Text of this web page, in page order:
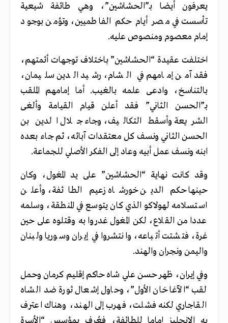
يعرفون أيضا بـ”الحشاشين”، وهي طائفة شيعية
تأسست في مصر أيام حكم الفاطميين، وتؤمن بوجود
إمام معصوم ومنصوص عليه.
اختلفت عقيدة “الحشاشين” باختلاف توجهات أئمتهم،
فقد آمن إمامهم في الشام، رشيد الدين سليمان،
بالتناسخ، وادعى علمه بالغيب. أما إمامهم الملقب
بـ”الحسن الثاني” فقد أعلن قيام القيامة وألغى
الشريعة وأسقط التكاليف، وجاء جلال الدين بن
الحسن الثاني ونسف كل معتقدات آبائه، ثم جاء بعده
ابنه ونسف عمل أبيه وعاد إلى الفكر الأصلي للجماعة.
وقد كانت نهاية “الحشاشين” على يد المغول، وكان
حينها حكم الدين خورشاه زعيم الطائفة، وأعلن
استسلامه لهولاكو الذي كان يتوسع في المنطقة، وسلمه
عددا من القلاع، لكن المغول غدروا به وقتلوه على حين
غرة، فتشتت أتباعه، وانتشروا في إيران وسوريا ولبنان
واليمن ونجران والهند.
وفي إيران، ظهر حسن علي شاه حاكم إقليم كرمان وحمل
لقب “الآغا خان الأول”، وحاول إشعال ثورة ضد الشاه
القاجاري لكنه فشلت، فهرب إلى الهند، وهناك اعترف